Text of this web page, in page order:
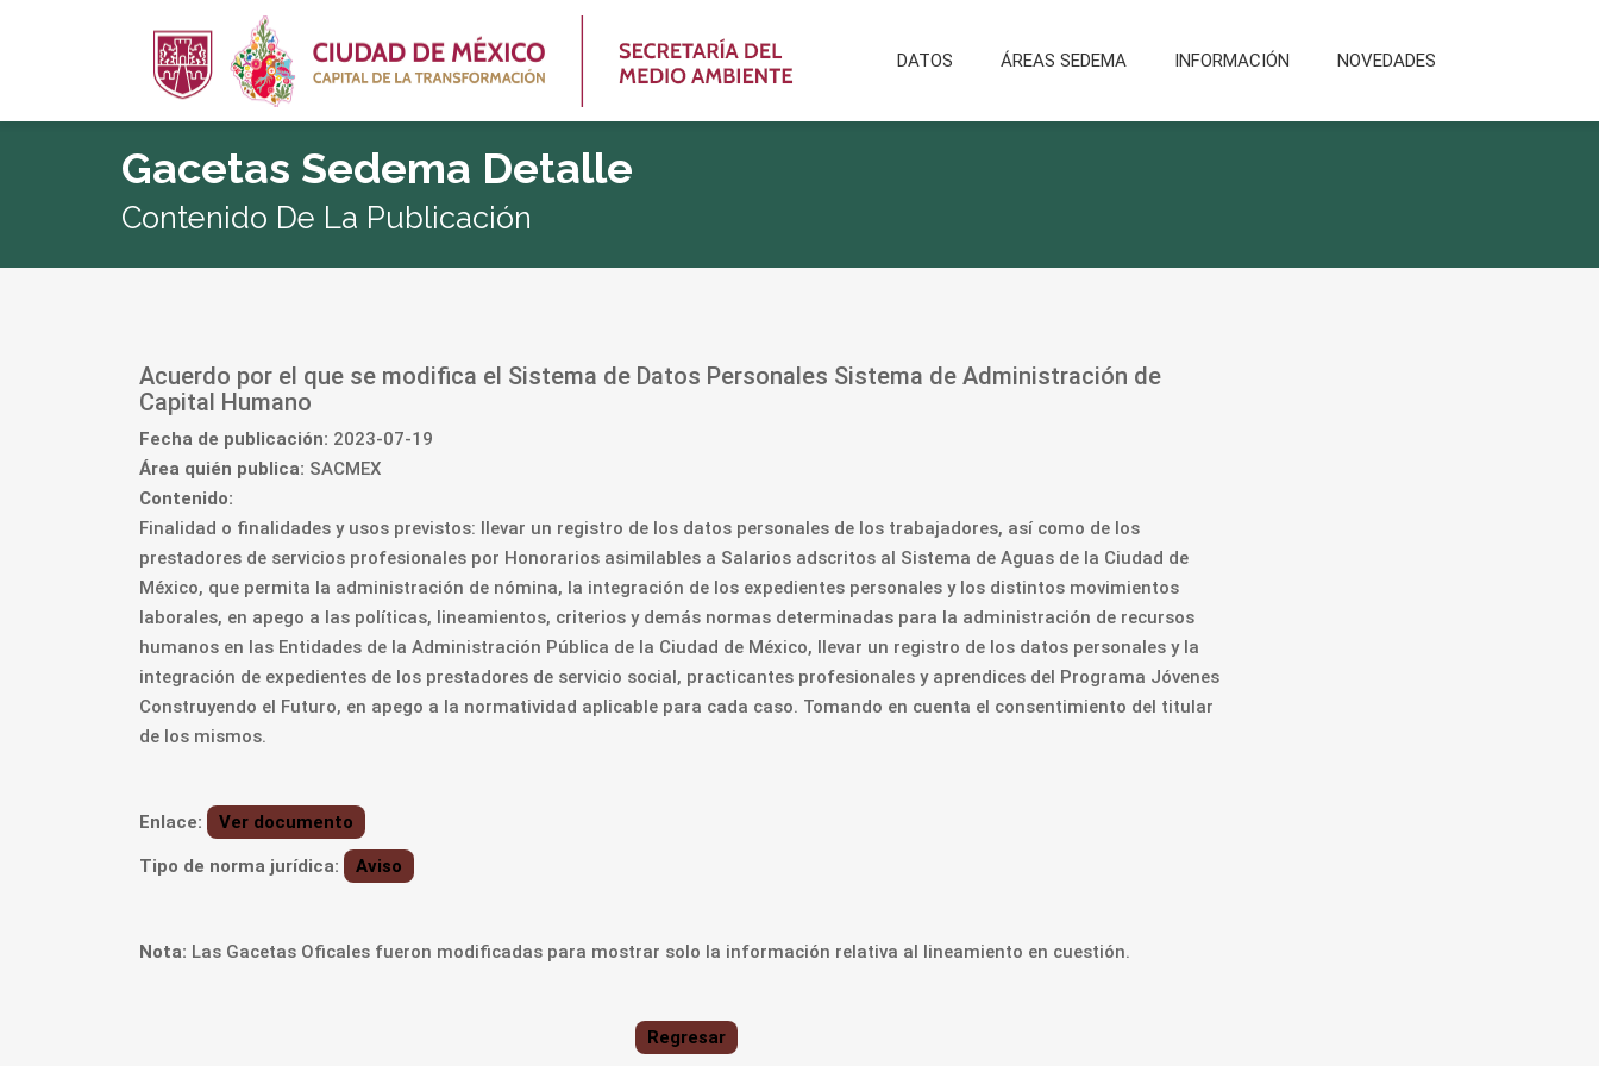
DATOS ÁREAS SEDEMA INFORMACIÓN NOVEDADES
Gacetas Sedema Detalle
Contenido De La Publicación
Acuerdo por el que se modifica el Sistema de Datos Personales Sistema de Administración de
Capital Humano
Fecha de publicación: 2023-07-19
Área quién publica: SACMEX
Contenido:
Finalidad o finalidades y usos previstos: llevar un registro de los datos personales de los trabajadores, así como de los
prestadores de servicios profesionales por Honorarios asimilables a Salarios adscritos al Sistema de Aguas de la Ciudad de
México, que permita la administración de nómina, la integración de los expedientes personales y los distintos movimientos
laborales, en apego a las políticas, lineamientos, criterios y demás normas determinadas para la administración de recursos
humanos en las Entidades de la Administración Pública de la Ciudad de México, llevar un registro de los datos personales y la
integración de expedientes de los prestadores de servicio social, practicantes profesionales y aprendices del Programa Jóvenes
Construyendo el Futuro, en apego a la normatividad aplicable para cada caso. Tomando en cuenta el consentimiento del titular
de los mismos.
Enlace: Ver documento
Tipo de norma jurídica: Aviso
Nota: Las Gacetas Oficales fueron modificadas para mostrar solo la información relativa al lineamiento en cuestión.
Regresar